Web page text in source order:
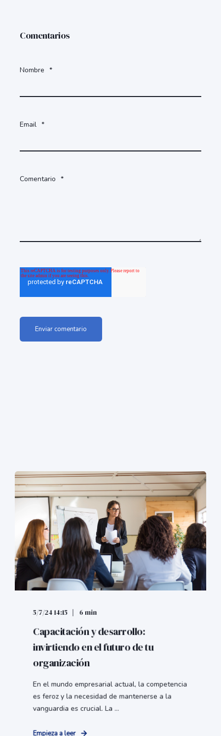
Comentarios
Nombre *
Email *
Comentario *
5/7/24 14:15 6 min
Capacitación y desarrollo:
invirtiendo en el futuro de tu
organización
En el mundo empresarial actual, la competencia
es feroz y la necesidad de mantenerse a la
vanguardia es crucial. La ...
Empieza a leer